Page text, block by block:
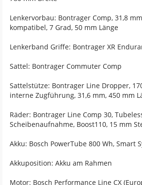
Lenkervorbau: Bontrager Comp, 31,8
kompatibel, 7 Grad, 50 mm Länge
Lenkerband Griffe: Bontrager XR
Sattel: Bontrager Commuter Comp
Sattelstütze: Bontrager Line Dropper,
interne Zugführung, 31,6 mm, 450 mm
Räder: Bontrager Line Comp 30,
Scheibenaufnahme, Boost110, 15 mm
Akku: Bosch PowerTube 800 Wh, Smart
Akkuposition: Akku am Rahmen
Motor: Bosch Performance Line CX